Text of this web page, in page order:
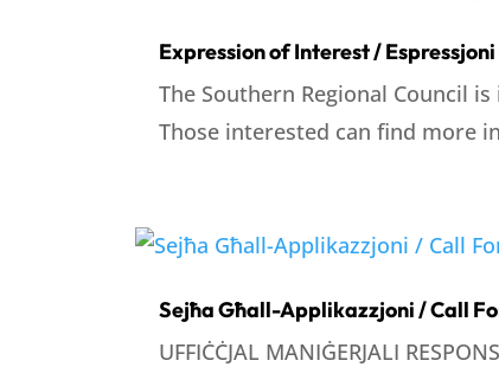
Expression of Interest / Espressjoni
The Southern Regional Council
Those interested can find more
Sejħa Għall-Applikazzjoni / Call
UFFIĊĊJAL MANIĠERJALI